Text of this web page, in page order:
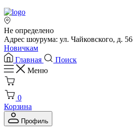
Не определено
Адрес шоурума: ул. Чайковского, д. 56
Новичкам
Главная
Поиск
Меню
0
Корзина
Профиль